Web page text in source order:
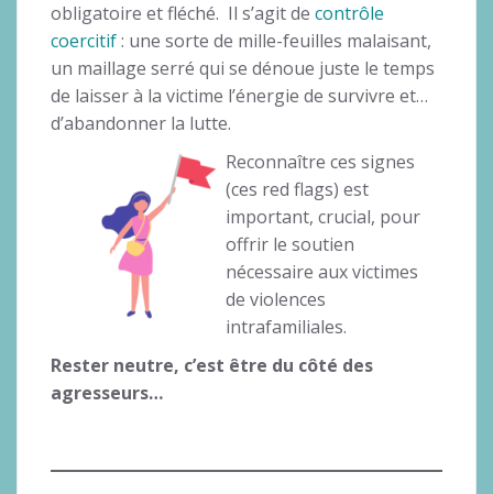
obligatoire et fléché. Il s’agit de contrôle
coercitif: une sorte de mille-feuilles malaisant,
un maillage serré qui se dénoue juste le temps
de laisser à la victime l’énergie de survivre et…
d’abandonner la lutte.
Reconnaître ces signes
(ces red flags) est
important, crucial, pour
offrir le soutien
nécessaire aux victimes
de violences
intrafamiliales.
Rester neutre, c’est être du côté des
agresseurs…